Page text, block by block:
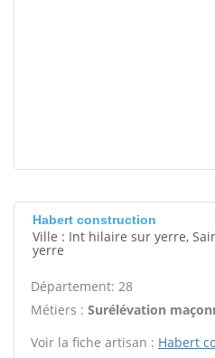
Habert construction
Ville : Int hilaire sur yerre,
yerre
Département: 28
Métiers : Surélévation
Voir la fiche artisan : Habert